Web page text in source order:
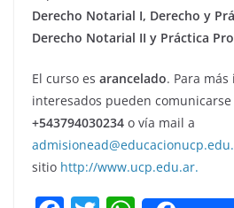
Derecho Notarial I, Derecho y
Derecho Notarial II y Práctica
El curso es arancelado. Para
interesados pueden
+543794030234 o vía mail a
sitio http://www.ucp.edu.ar.